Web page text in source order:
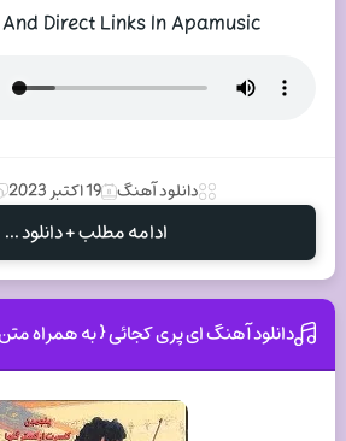
Direct Links In Apamusic
دانلود آهنگ 19 اکتبر 2023
ادامه مطلب + دانلود ...
دانلود آهنگ ای پری کجائی { به همراه